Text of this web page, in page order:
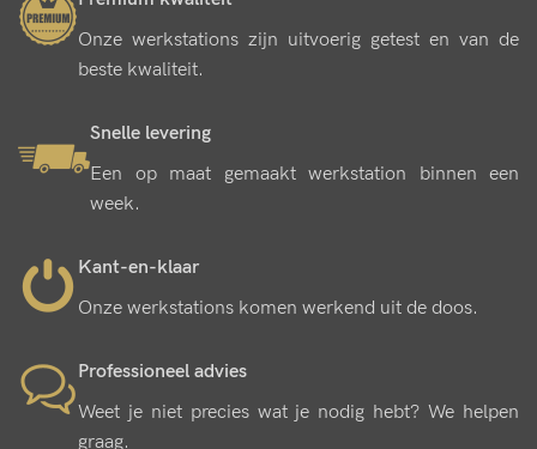
Onze werkstations zijn uitvoerig getest en van de
beste kwaliteit.
Snelle levering
Een op maat gemaakt werkstation binnen een
week.
Kant-en-klaar
Onze werkstations komen werkend uit de doos.
Professioneel advies
Weet je niet precies wat je nodig hebt? We helpen
graag.